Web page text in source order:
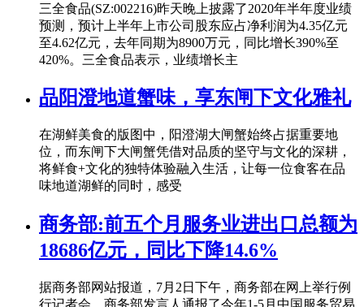
三全食品(SZ:002216)昨天晚上披露了2020年半年度业绩
预测，预计上半年上市公司股东应占净利润为4.35亿元
至4.62亿元，去年同期为8900万元，同比增长390%至
420%。三全食品表示，业绩增长主
品阳澄地道蟹味，享东闸下文化雅礼
在湖鲜美食的版图中，阳澄湖大闸蟹始终占据重要地
位，而东闸下大闸蟹凭借对品质的坚守与文化的深耕，
将鲜食+文化的独特体验融入生活，让每一位食客在品
味地道湖鲜的同时，感受
商务部:前五个月服务业进出口总额为
18686亿元，同比下降14.6%
据商务部网站报道，7月2日下午，商务部在网上举行例